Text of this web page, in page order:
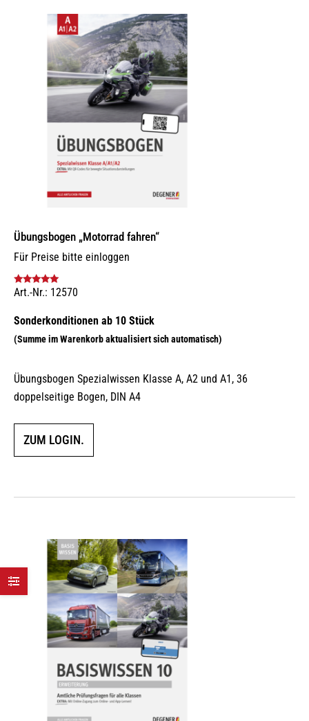
Übungsbogen „Motorrad fahren“
Für Preise bitte einloggen
Bewertet mit
Art.-Nr.: 12570
Übungsbogen Spezialwissen Klasse A, A2 und A1, 36
doppelseitige Bogen, DIN A4
ZUM LOGIN.